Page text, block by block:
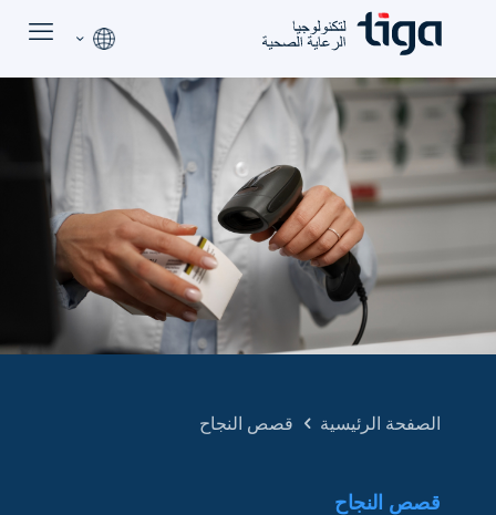
الصفحة الرئيسية قصص النجاح
قصص النجاح